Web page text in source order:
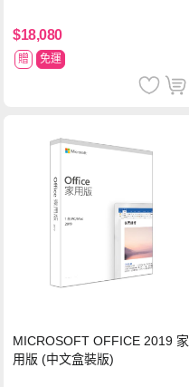
球 狂熱 中文版
$18,080
贈 免運
MICROSOFT OFFICE 2019 家
用版 (中文盒裝版)